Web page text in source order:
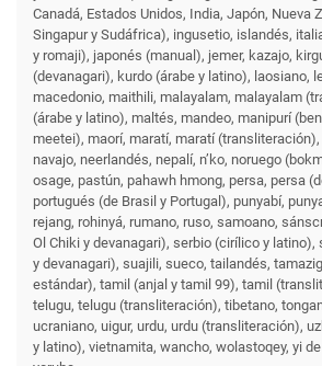
Canadá, Estados Unidos, India, Japón, Nueva
Singapur y Sudáfrica), ingusetio, islandés,
y romaji), japonés (manual), jemer, kazajo,
(devanagari), kurdo (árabe y latino), laosiano,
macedonio, maithili, malayalam, malayalam
(árabe y latino), maltés, mandeo, manipurí
meetei), maorí, maratí, maratí
navajo, neerlandés, nepalí, n’ko, noruego
osage, pastún, pahawh hmong, persa, persa
portugués (de Brasil y Portugal), punyabí,
rejang, rohinyá, rumano, ruso, samoano,
Ol Chiki y devanagari), serbio (cirílico y latino),
y devanagari), suajili, sueco, tailandés,
estándar), tamil (anjal y tamil 99), tamil
telugu, telugu (transliteración), tibetano,
ucraniano, uigur, urdu, urdu (transliteración),
y latino), vietnamita, wancho, wolastoqey, yi